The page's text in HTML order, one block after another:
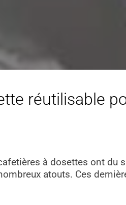
réutilisable
à dosettes ont du
atouts. Ces